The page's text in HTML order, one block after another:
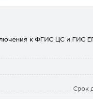
пользовательским
передавать
для организаций или
к ФГИС ЦС и ГИС
Срок